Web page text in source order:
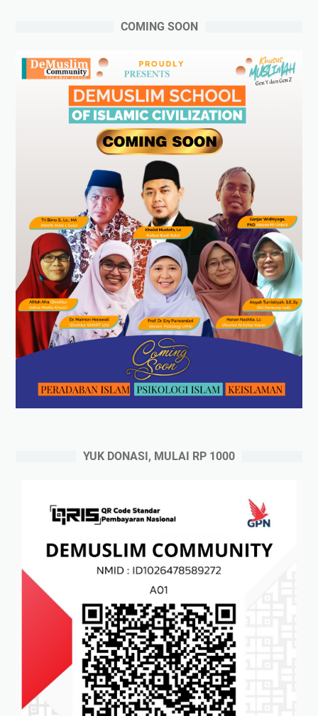
COMING SOON
YUK DONASI, MULAI RP 1000